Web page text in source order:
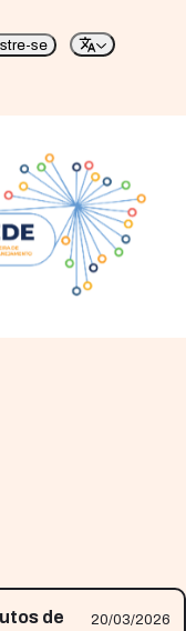
se
de
20/03/2026